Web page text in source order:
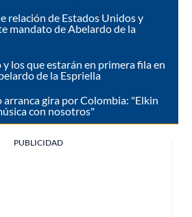
relación de Estados Unidos y
mandato de Abelardo de la
los que estarán en primera fila en
de la Espriella
arranca gira por Colombia: "Elkin
con nosotros"
PUBLICIDAD